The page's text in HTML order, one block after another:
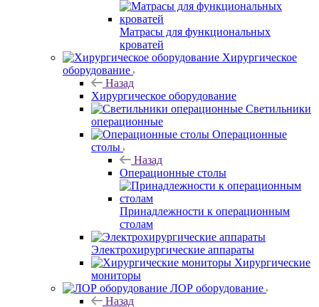
Матрасы для функциональных
кроватей
Хирургическое
оборудование
Назад
Хирургическое оборудование
Светильники
операционные
Операционные
столы
Назад
Операционные столы
Принадлежности к операционным
столам
Электрохирургические аппараты
Хирургические
мониторы
ЛОР оборудование
Назад